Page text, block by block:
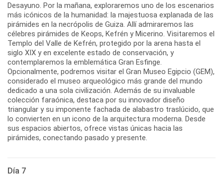
Desayuno. Por la mañana, exploraremos uno de los escenarios
más icónicos de la humanidad: la majestuosa explanada de las
pirámides en la necrópolis de Guiza. Allí admiraremos las
célebres pirámides de Keops, Kefrén y Micerino. Visitaremos el
Templo del Valle de Kefrén, protegido por la arena hasta el
siglo XIX y en excelente estado de conservación, y
contemplaremos la emblemática Gran Esfinge.
Opcionalmente, podremos visitar el Gran Museo Egipcio (GEM),
considerado el museo arqueológico más grande del mundo
dedicado a una sola civilización. Además de su invaluable
colección faraónica, destaca por su innovador diseño
triangular y su imponente fachada de alabastro traslúcido, que
lo convierten en un icono de la arquitectura moderna. Desde
sus espacios abiertos, ofrece vistas únicas hacia las
pirámides, conectando pasado y presente.
Día 7